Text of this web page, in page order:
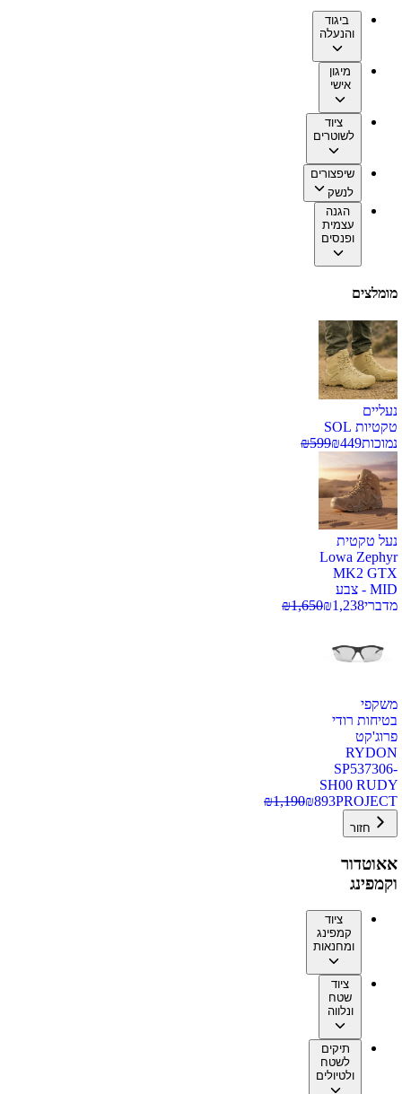
ביגוד
והנעלה
מיגון
אישי
ציוד
לשוטרים
שיפצורים
לנשק
הגנה
עצמית
ופנסים
מומלצים
נעליים
טקטיות SOL
נמוכות
₪449
₪599
נעל טקטית
Lowa Zephyr
MK2 GTX
MID - צבע
מדברי
₪1,238
₪1,650
משקפי
בטיחות רודי
פרוג'קט
RYDON
SP537306-
SH00 RUDY
PROJECT
₪893
₪1,190
חזור
אאוטדור
וקמפינג
ציוד
קמפינג
ומחנאות
ציוד
שטח
ונלווה
תיקים
לשטח
ולטיולים